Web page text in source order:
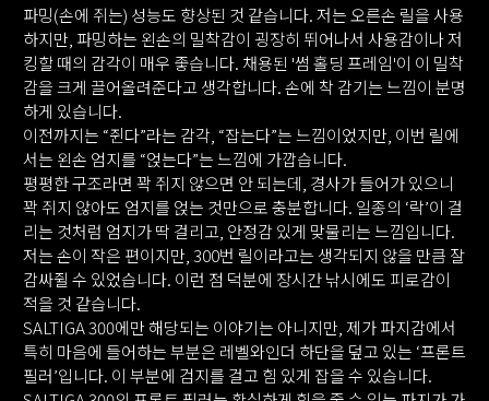
파밍(손에 쥐는) 성능도 향상된 것 같습니다. 저는 오른손 릴을 사용
하지만, 파밍하는 왼손의 밀착감이 굉장히 뛰어나서 사용감이나 저
킹할 때의 감각이 매우 좋습니다. 채용된 '썸 홀딩 프레임'이 이 밀착
감을 크게 끌어올려준다고 생각합니다. 손에 착 감기는 느낌이 분명
하게 있습니다.
이전까지는 “쥔다”라는 감각, “잡는다”는 느낌이었지만, 이번 릴에
서는 왼손 엄지를 “얹는다”는 느낌에 가깝습니다.
평평한 구조라면 꽉 쥐지 않으면 안 되는데, 경사가 들어가 있으니
꽉 쥐지 않아도 엄지를 얹는 것만으로 충분합니다. 일종의 ‘락’이 걸
리는 것처럼 엄지가 딱 걸리고, 안정감 있게 맞물리는 느낌입니다.
저는 손이 작은 편이지만, 300번 릴이라고는 생각되지 않을 만큼 잘
감싸쥘 수 있었습니다. 이런 점 덕분에 장시간 낚시에도 피로감이
적을 것 같습니다.
SALTIGA 300에만 해당되는 이야기는 아니지만, 제가 파지감에서
특히 마음에 들어하는 부분은 레벨와인더 하단을 덮고 있는 ‘프론트
필러’입니다. 이 부분에 검지를 걸고 힘 있게 잡을 수 있습니다.